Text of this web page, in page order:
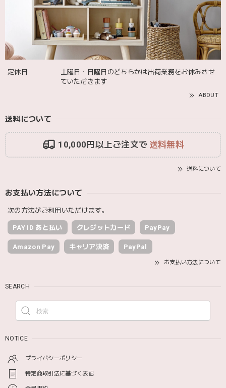
定休日
土曜日・日曜日のどちらかは出荷業務をお休みさせ
ていただきます
ABOUT
送料について
10,000円以上ご注文で 送料無料
送料について
お支払い方法について
次の方法がご利用いただけます。
PAY ID あと払い クレジットカード PayPay
Amazon Pay キャリア決済 PayPal
お支払い方法について
SEARCH
NOTICE
プライバシーポリシー
特定商取引法に基づく表記